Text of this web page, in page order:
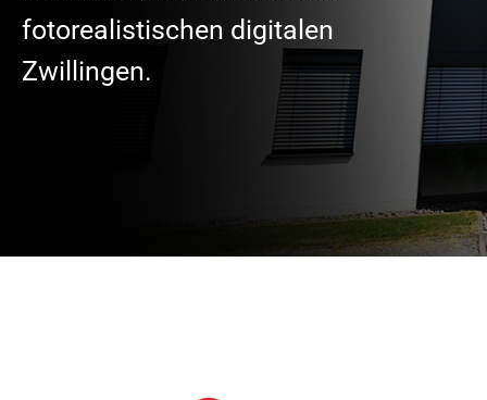
fotorealistischen digitalen
Zwillingen.